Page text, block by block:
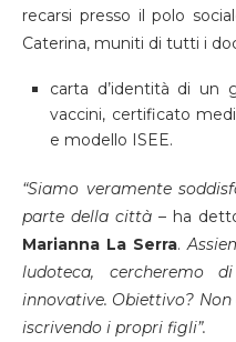
recarsi presso il polo
Caterina, muniti di tutti i
carta d’identità di un
vaccini, certificato
e modello ISEE.
“Siamo veramente
parte della città – ha
Marianna La Serra.
ludoteca, cercheremo
innovative. Obiettivo?
iscrivendo i propri figli”.